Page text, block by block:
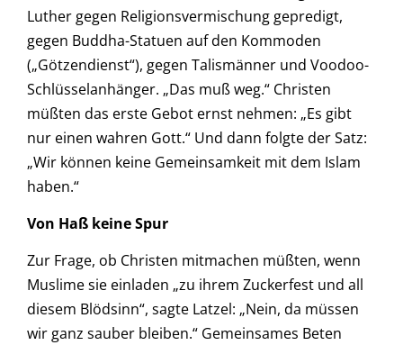
Luther gegen Religionsvermischung gepredigt,
gegen Buddha-Statuen auf den Kommoden
(„Götzendienst“), gegen Talismänner und Voodoo-
Schlüsselanhänger. „Das muß weg.“ Christen
müßten das erste Gebot ernst nehmen: „Es gibt
nur einen wahren Gott.“ Und dann folgte der Satz:
„Wir können keine Gemeinsamkeit mit dem Islam
haben.“
Von Haß keine Spur
Zur Frage, ob Christen mitmachen müßten, wenn
Muslime sie einladen „zu ihrem Zuckerfest und all
diesem Blödsinn“, sagte Latzel: „Nein, da müssen
wir ganz sauber bleiben.“ Gemeinsames Beten